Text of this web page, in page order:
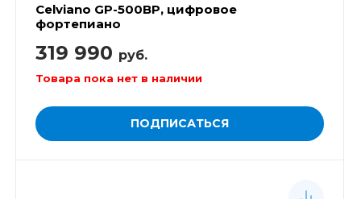
Celviano GP-500BP, цифровое
фортепиано
319 990 руб.
Товара пока нет в наличии
ПОДПИСАТЬСЯ